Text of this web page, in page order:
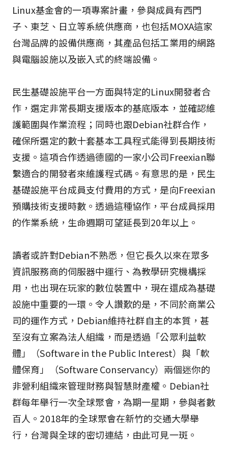
Linux基金會的一項專案計畫，參與成員有西門
子、東芝、日立等系統供應商，也包括MOXA這家
台灣品牌的設備供應商，其產品包括工業用的網路
與電腦設施以及嵌入式的終端設備。
民生基礎設施平台一方面與特定的Linux開發者合
作，選定非常長期支援版本的基底版本，並確認維
護範圍與作業流程；同時也跟Debian社群合作，
確保所選定的數十套基本工具程式能得到長期技術
支援。這項合作透過德國的一家小公司Freexian聯
繫適合的開發者來維護程式碼。有意思的是，民生
基礎設施平台成員支付費用的方式，是向Freexian
預購技術支援時數。透過這種協作，平台成員採用
的作業系統，生命週期可望延長到20年以上。
讀者或許對Debian不熟悉，但它長久以來在眾多
資訊服務商的伺服器中運行、為教學研究機構採
用，也出現在玩家的數位裝置中，現在還成為基礎
設施中重要的一環。令人讚歎的是，不同於商業公
司的運作方式，Debian維持社群自主的本質，甚
至沒有立案為法人組織，而是透過「公眾利益軟
體」（Software in the Public Interest）與「軟
體保育」（Software Conservancy）兩個迷你的
非營利組織來管理財務與智慧財產權。Debian社
群每年舉行一次全球聚會，為期一星期，參與者數
百人。2018年的全球聚會在新竹的交通大學舉
行，台灣與全球的密切連結，由此可見一斑。